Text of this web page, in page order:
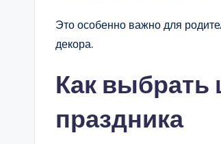
Это особенно важно для
декора.
Как выбрать
праздника